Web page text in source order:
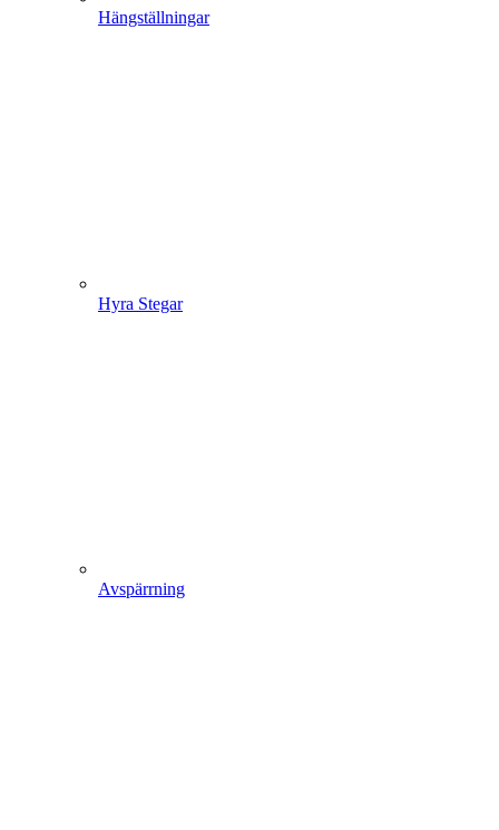
Hängställningar
Hyra Stegar
Avspärrning